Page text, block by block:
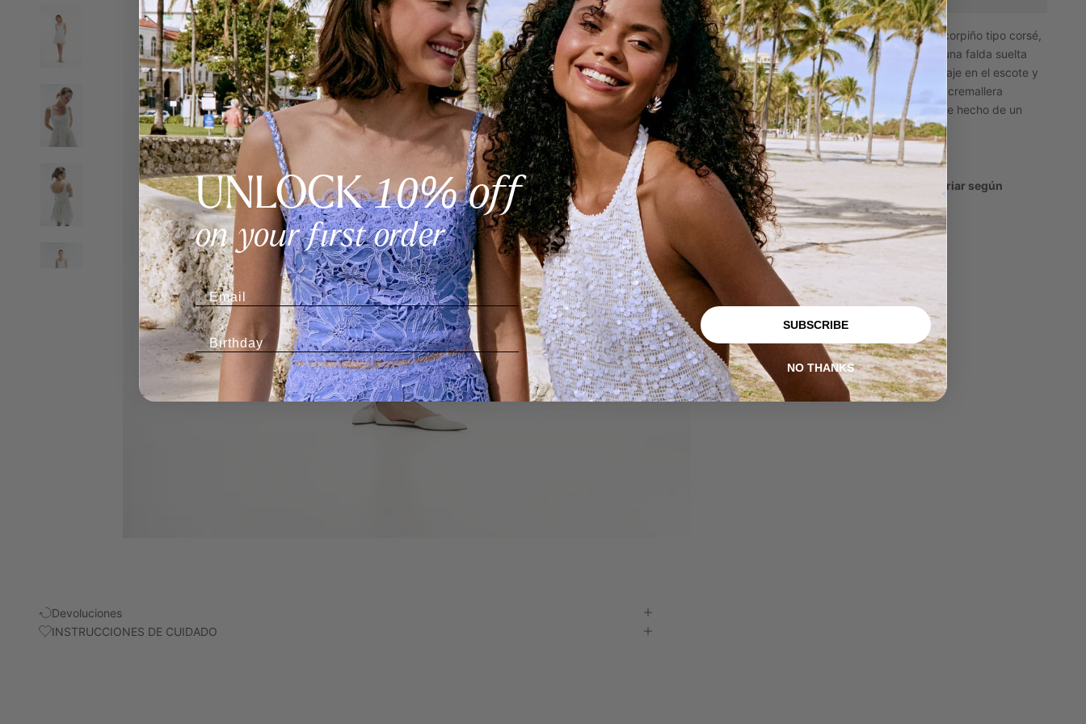
Vestido peplum con escote cuadrado y un corpiño tipo corsé,
que tiene la cintura ligeramente fruncida y una falda suelta
acampanada. Adornado con ribetes de encaje en el escote y
el dobladillo. El vestido se abrocha con una cremallera
invisible en la espalda y estácompletamente hecho de un
tejido de encaje.
**Los adornos de cada prenda pueden variar según
disponibilidad.
Devoluciones
INSTRUCCIONES DE CUIDADO
UNLOCK10% off
on your first order
Email
Birthday
SUBSCRIBE
NO THANKS